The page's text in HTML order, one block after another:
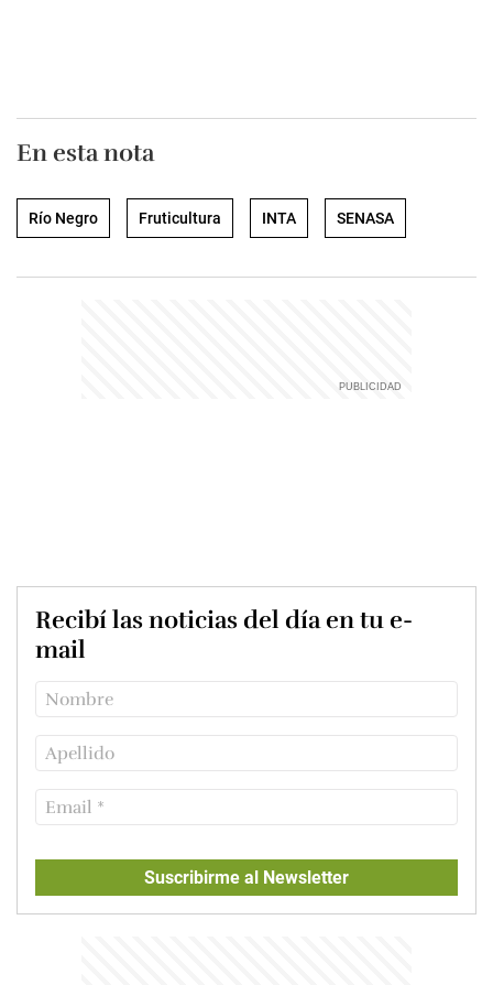
En esta nota
Río Negro Fruticultura INTA SENASA
Recibí las noticias del día en tu e-
mail
Suscribirme al Newsletter